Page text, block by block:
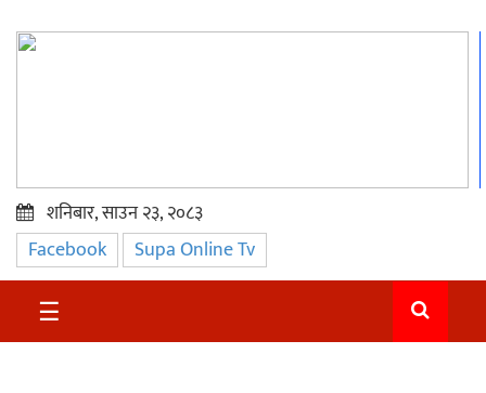
प्रमुख
समाचार
सुदुर
शनिबार, साउन २३, २०८३
Facebook Supa Online Tv
☰